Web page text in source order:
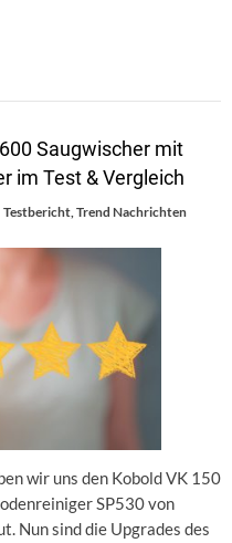
Saugwischer mit
im Test & Vergleich
Testbericht Trend Nachrichten
wir uns den Kobold VK 150
SP530 von
Nun sind die Upgrades des